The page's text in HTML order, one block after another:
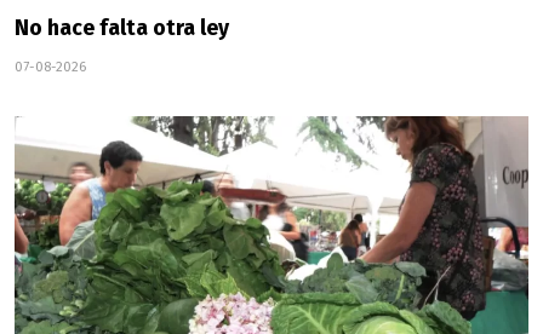
No hace falta otra ley
07-08-2026